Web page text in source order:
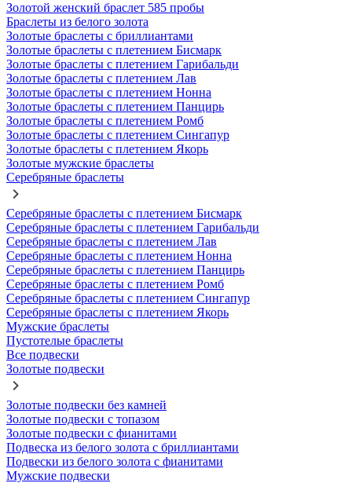
Золотой женский браслет 585 пробы
Браслеты из белого золота
Золотые браслеты с бриллиантами
Золотые браслеты с плетением Бисмарк
Золотые браслеты с плетением Гарибальди
Золотые браслеты с плетением Лав
Золотые браслеты с плетением Нонна
Золотые браслеты с плетением Панцирь
Золотые браслеты с плетением Ромб
Золотые браслеты с плетением Сингапур
Золотые браслеты с плетением Якорь
Золотые мужские браслеты
Серебряные браслеты
Серебряные браслеты с плетением Бисмарк
Серебряные браслеты с плетением Гарибальди
Серебряные браслеты с плетением Лав
Серебряные браслеты с плетением Нонна
Серебряные браслеты с плетением Панцирь
Серебряные браслеты с плетением Ромб
Серебряные браслеты с плетением Сингапур
Серебряные браслеты с плетением Якорь
Мужские браслеты
Пустотелые браслеты
Все подвески
Золотые подвески
Золотые подвески без камней
Золотые подвески с топазом
Золотые подвески с фианитами
Подвеска из белого золота с бриллиантами
Подвески из белого золота с фианитами
Мужские подвески